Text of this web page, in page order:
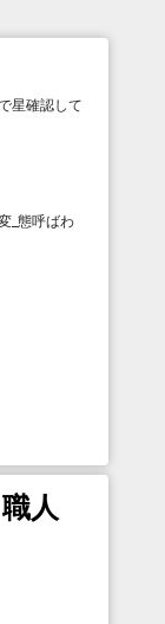
星確認して
_態呼ばわ
人